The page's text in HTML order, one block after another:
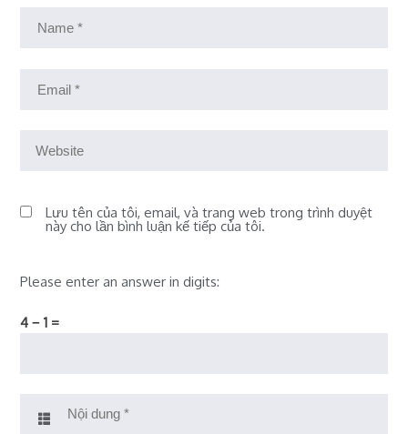
Lưu tên của tôi, email, và trang web trong trình duyệt
này cho lần bình luận kế tiếp của tôi.
Please enter an answer in digits:
4 − 1 =